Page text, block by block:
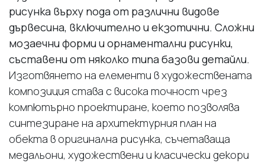
рисунка върху пода от различни видове
дървесина, включително и екзотични. Сложни
мозаечни форми и орнаментални рисунки,
съставени от няколко типа базови детайли.
Изготвянето на елементи в художествената
композиция става с висока точност чрез
компютърно проектиране, което позволява
синтезиране на архитектурния план на
обекта в оригинална рисунка, съчетаваща
медальони, художествени и класически декори